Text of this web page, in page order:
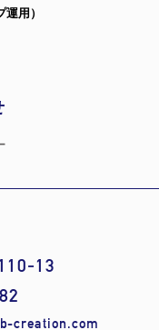
用）
13
creation.com